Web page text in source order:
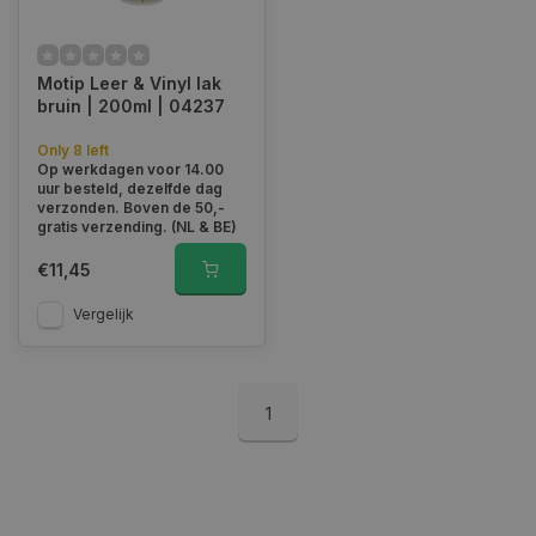
Motip Leer & Vinyl lak
bruin | 200ml | 04237
Only 8 left
Op werkdagen voor 14.00
uur besteld, dezelfde dag
verzonden. Boven de 50,-
gratis verzending. (NL & BE)
€11,45
Vergelijk
1
Strikt noodzakelijke cookies maken de
kernfunctionaliteiten van de website mogelijk, zoals
gebruikersaanmelding en accountbeheer. De
strikt noodzakelijke cookies.
Naam
COOKIELAW_STATS